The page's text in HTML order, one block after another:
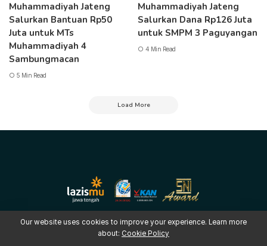
Muhammadiyah Jateng
Salurkan Bantuan Rp50
Juta untuk MTs
Muhammadiyah 4
Sambungmacan
5 Min Read
Muhammadiyah Jateng
Salurkan Dana Rp126 Juta
untuk SMPM 3 Paguyangan
4 Min Read
Load More
Our website uses cookies to improve your experience. Learn more
about: Cookie Policy